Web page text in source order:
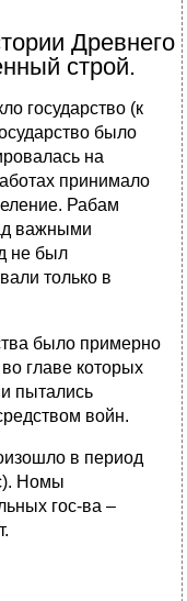
Древнего
строй.
государство (к
было
на
принимало
Рабам
важными
не был
только в
было примерно
главе которых
пытались
войн.
в период
Номы
гос-ва –